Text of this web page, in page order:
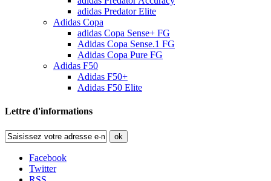
adidas Predator Elite
Adidas Copa
adidas Copa Sense+ FG
Adidas Copa Sense.1 FG
Adidas Copa Pure FG
Adidas F50
Adidas F50+
Adidas F50 Elite
Lettre d'informations
ok
Facebook
Twitter